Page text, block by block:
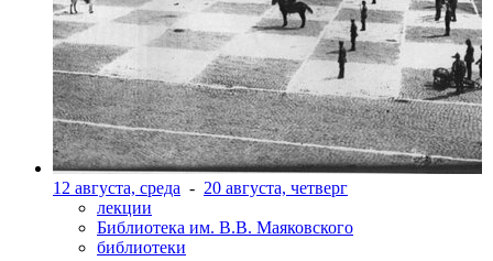
12 августа, среда - 20 августа, четверг
лекции
Библиотека им. В.В. Маяковского
библиотеки